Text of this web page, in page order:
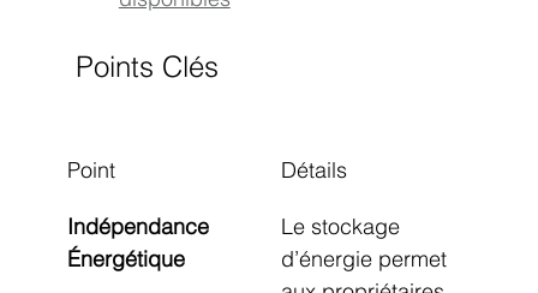
Points Clés
Point Détails
Indépendance
Énergétique
Le stockage
d’énergie permet